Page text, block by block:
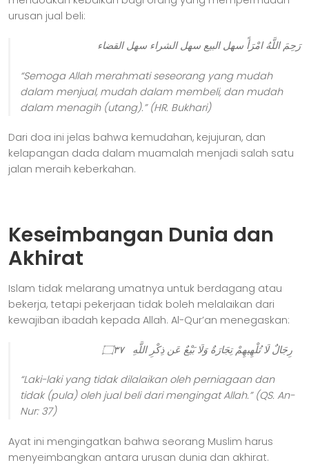
urusan jual beli:
رَحِمَ اللَّهُ امْرَأً سهل البيع سهل الشراء سهل القضاء
“Semoga Allah merahmatiseseorang yang mudah
dalam menjual, mudah dalam membeli, dan mudah
dalam menagih (utang).” (HR. Bukhari)
Dari doa ini jelas bahwa kemudahan, kejujuran, dan
kelapangan dada dalam muamalah menjadi salah satu
jalan meraih keberkahan.
Keseimbangan Dunia dan
Akhirat
Islam tidak melarang umatnya untuk berdagang atau
bekerja, tetapi pekerjaan tidak boleh melalaikan dari
kewajiban ibadah kepada Allah. Al-Qur’an menegaskan:
“Laki-laki yang tidak dilalaikan oleh perniagaan dan
tidak (pula) oleh jual beli dari mengingat Allah.”(QS. An-
Nur: 37)
Ayat ini mengingatkan bahwa seorang Muslim harus
menyeimbangkan antara urusan dunia dan akhirat.